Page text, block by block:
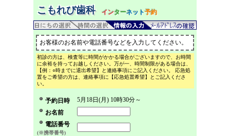
こもれび歯科 インターネット予約
お客様のお名前や電話番号などを入力してください。
初診の方は、検査等に時間がかかる場合がございますので、お時間
に余裕を持ってお越しください。万が一、時間制限がある場合は、
【例：○時までに退出希望】と連絡事項にご記入ください。 応急処
置をご希望の方は、連絡事項に【応急処置希望】とご記入くださ
い。
予約日時
5月18日(月) 10時30分～
お名前
電話番号
(※携帯番号)